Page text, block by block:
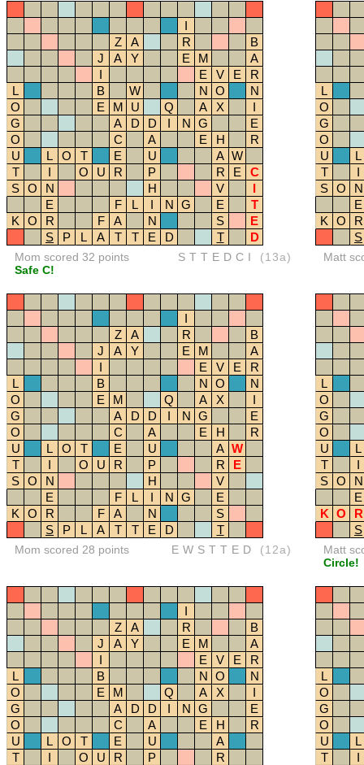
I
Z
A R
B
J
A Y E M
A
I
E V E
R
L
B W N O
N
O
E M U Q A X
I
G
A D D I N G
E
O
C A E H
R
U
L O T E U A W
T
I O U R P R E
C
S O N H V
I
E
F L I N G E
T
K
O R F A N S
E
S
P L A T T E D T D
Mom scored 32 points
Safe C!
STTEDCI (13a)
L
O
G
O
U
L
T
I
S O
N
E
K
O
R
S
Matt
I
Z
A R
B
J
A Y E M
A
I
E V E
R
L
B N O
N
O
E M Q A X
I
G
A D D I N G
E
O
C A E H
R
U
L O T E U A W
T
I O U R P R
E
S O N H
V
E
F L I N G
E
K
O R F A N
S
S
P L A T T E D T
Mom scored 28 points EWSTTED (12a)
L
O
G
O
U
L
T
I
S O
N
E
K O
R
S
Matt
Circle!
I
Z
A R
B
J
A Y E M
A
I
E V E
R
L
B N O
N
O
E M Q A X
I
G
A D D I N G
E
O
C A E H
R
U
L O T E U
A
T
I O U R P
R
L
O
G
O
U
L
T
I